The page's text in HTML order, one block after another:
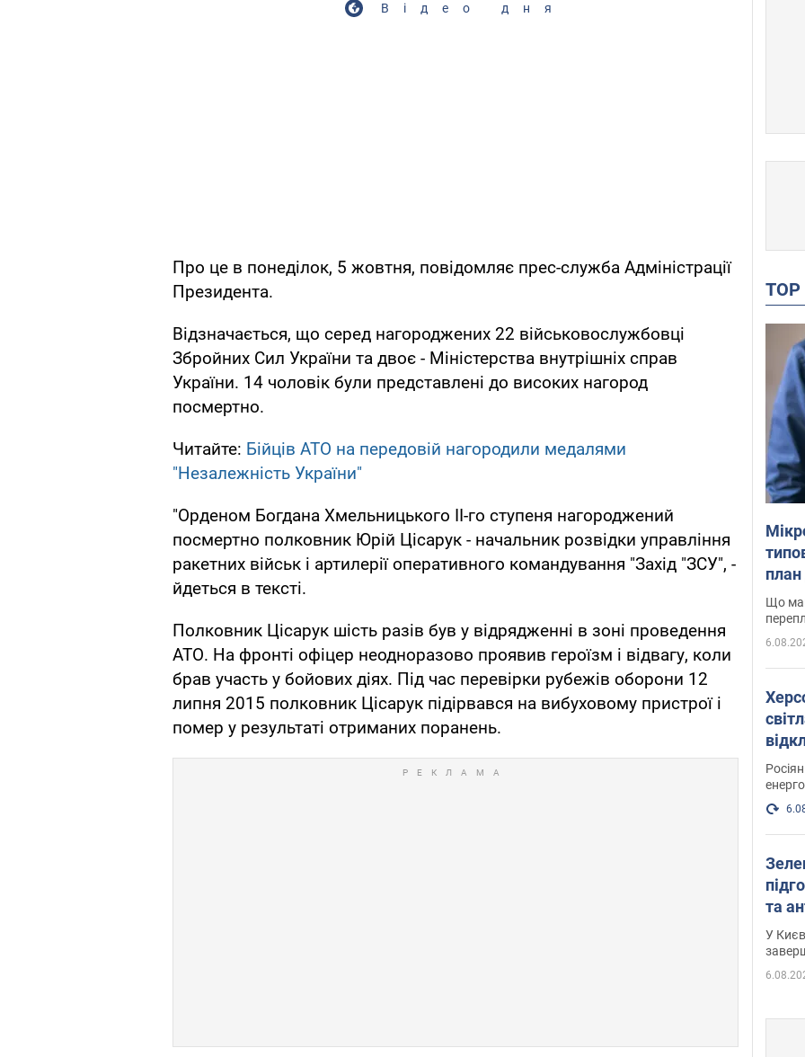
Відео дня
Про це в понеділок, 5 жовтня, повідомляє прес-служба Адміністрації
Президента.
Відзначається, що серед нагороджених 22 військовослужбовці
Збройних Сил України та двоє - Міністерства внутрішніх справ
України. 14 чоловік були представлені до високих нагород
посмертно.
Читайте: Бійців АТО на передовій нагородили медалями
"Незалежність України"
"Орденом Богдана Хмельницького II-го ступеня нагороджений
посмертно полковник Юрій Цісарук - начальник розвідки управління
ракетних військ і артилерії оперативного командування "Захід "ЗСУ", -
йдеться в тексті.
Полковник Цісарук шість разів був у відрядженні в зоні проведення
АТО. На фронті офіцер неодноразово проявив героїзм і відвагу, коли
брав участь у бойових діях. Під час перевірки рубежів оборони 12
липня 2015 полковник Цісарук підірвався на вибуховому пристрої і
помер у результаті отриманих поранень.
план
Що
та антибалістичної програми
У